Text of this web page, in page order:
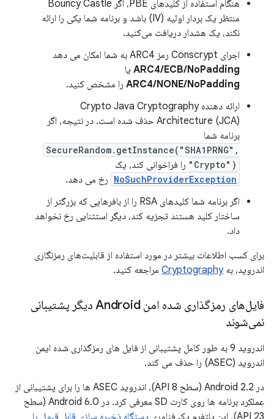
هنگام استفاده از کلیدهای PBE، اگر Bouncy Castle
منتظر یک بردار اولیه (IV) باشد و برنامه شما یکی را ارائه
نکند، یک هشدار دریافت می‌کنید.
اجرای Conscrypt رمز ARC4 به شما امکان می دهد
ARC4/ECB/NoPadding یا
ARC4/NONE/NoPadding را مشخص کنید.
ارائه دهنده Crypto Java Cryptography
Architecture (JCA) حذف شده است. در نتیجه، اگر
برنامه شما
SecureRandom.getInstance("SHA1PRNG",
"Crypto") را فراخوانی کند، یک
NoSuchProviderException رخ می دهد.
اگر برنامه شما کلیدهای RSA را از بافرهایی که بزرگتر از
ساختار کلید هستند تجزیه کند، دیگر استثنایی رخ نخواهد
داد.
برای کسب اطلاعات بیشتر در مورد استفاده از قابلیت‌های رمزنگاری
اندروید، بهCryptography مراجعه کنید.
فایل‌های رمزگذاری شده امن Android دیگر پشتیبانی
نمی‌شوند
اندروید 9 به طور کامل پشتیبانی از فایل های رمزگذاری شده ایمن
اندروید (ASEC) را حذف می کند.
در Android 2.2 (سطح API 8)، اندروید ASEC ها را برای پشتیبانی از
عملکرد برنامه ها روی کارت SD معرفی کرد. در Android 6.0 (سطح
API 23)، این پلتفرم یک فناوری
دستگاه ذخیره سازی قابل قبول را